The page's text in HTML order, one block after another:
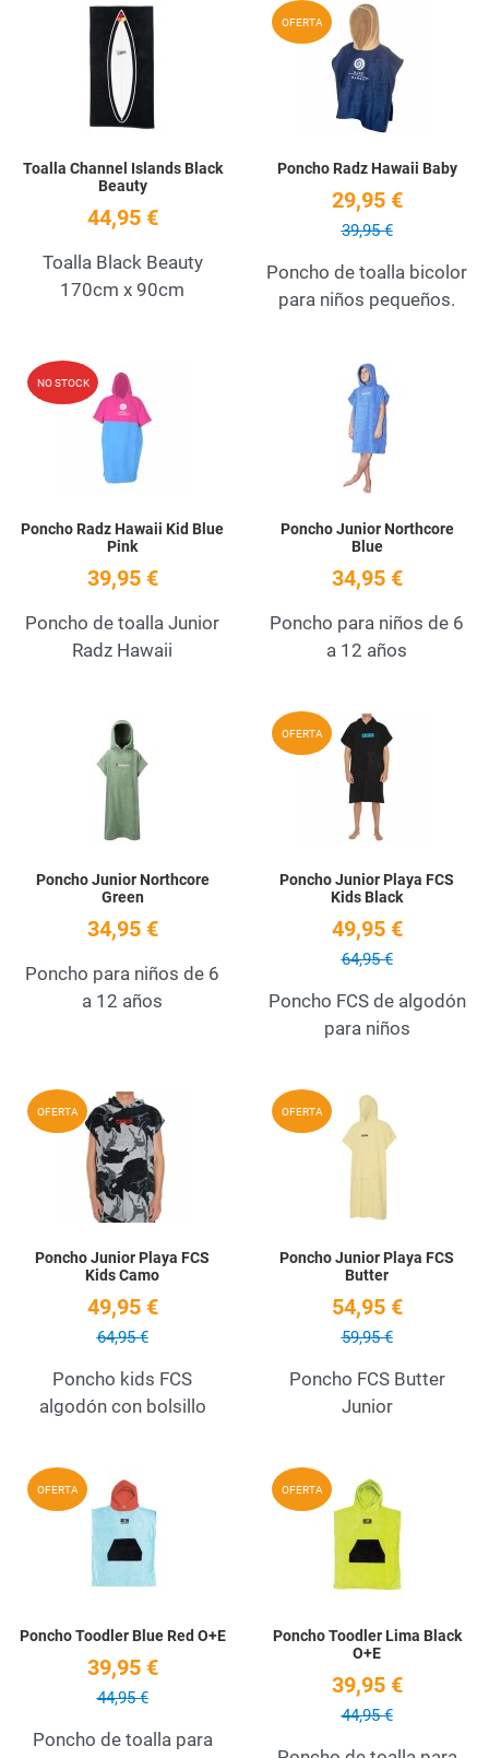
Add to Wishlist
Toalla Channel Islands Black
Beauty
44,95 €
Toalla Black Beauty
170cm x 90cm
OFERTA
Poncho Radz Hawaii Baby
29,95 €
39,95 €
Poncho de toalla bicolor
para niños pequeños.
NO STOCK Add to Wishlist
Poncho Radz Hawaii Kid Blue
Pink
39,95 €
Poncho de toalla Junior
Radz Hawaii
Poncho Junior Northcore
Blue
34,95 €
Poncho para niños de 6
a 12 años
Add to Wishlist
Poncho Junior Northcore
Green
34,95 €
Poncho para niños de 6
a 12 años
OFERTA
Poncho Junior Playa FCS
Kids Black
49,95 €
64,95 €
Poncho FCS de algodón
para niños
OFERTA Add to Wishlist
Poncho Junior Playa FCS
Kids Camo
49,95 €
64,95 €
Poncho kids FCS
algodón con bolsillo
OFERTA
Poncho Junior Playa FCS
Butter
54,95 €
59,95 €
Poncho FCS Butter
Junior
OFERTA Add to Wishlist
Poncho Toodler Blue Red O+E
39,95 €
44,95 €
Poncho de toalla para
OFERTA
Poncho Toodler Lima Black
O+E
39,95 €
44,95 €